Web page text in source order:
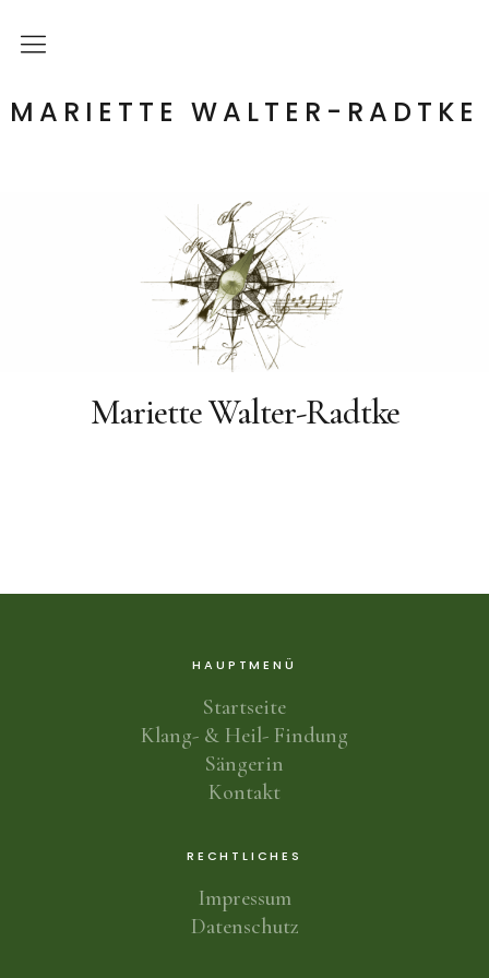
MARIETTE WALTER-RADTKE
Startseite
Sängerin
Kontakt
Mariette Walter-Radtke
HAUPTMENÜ
Startseite
Klang- & Heil- Findung
Sängerin
Kontakt
RECHTLICHES
Impressum
Datenschutz